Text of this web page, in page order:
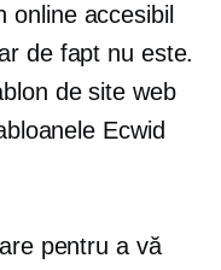
online accesibil
de fapt nu este.
de site web
Ecwid
pentru a vă